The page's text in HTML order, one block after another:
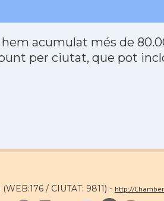
acumulat més de
per ciutat, que pot
/ CIUTAT: 9811) - http://